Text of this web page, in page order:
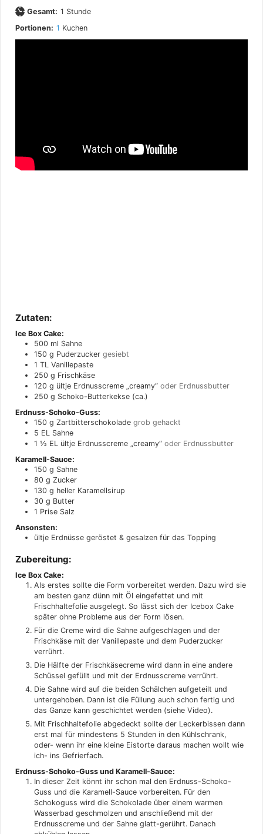
Gesamt: 1 Stunde
Stunde
Portionen: 1 Kuchen
Zutaten:
Ice Box Cake:
500 ml Sahne
150 g Puderzucker gesiebt
1 TL Vanillepaste
250 g Frischkäse
120 g ültje Erdnusscreme „creamy“ oder Erdnussbutter
250 g Schoko-Butterkekse (ca.)
Erdnuss-Schoko-Guss:
150 g Zartbitterschokolade grob gehackt
5 EL Sahne
1 ½ EL ültje Erdnusscreme „creamy“ oder Erdnussbutter
Karamell-Sauce:
150 g Sahne
80 g Zucker
130 g heller Karamellsirup
30 g Butter
1 Prise Salz
Ansonsten:
ültje Erdnüsse geröstet & gesalzen für das Topping
Zubereitung:
Ice Box Cake:
Als erstes sollte die Form vorbereitet werden. Dazu wird sie
am besten ganz dünn mit Öl eingefettet und mit
Frischhaltefolie ausgelegt. So lässt sich der Icebox Cake
später ohne Probleme aus der Form lösen.
Für die Creme wird die Sahne aufgeschlagen und der
Frischkäse mit der Vanillepaste und dem Puderzucker
verrührt.
Die Hälfte der Frischkäsecreme wird dann in eine andere
Schüssel gefüllt und mit der Erdnusscreme verrührt.
Die Sahne wird auf die beiden Schälchen aufgeteilt und
untergehoben. Dann ist die Füllung auch schon fertig und
das Ganze kann geschichtet werden (siehe Video).
Mit Frischhaltefolie abgedeckt sollte der Leckerbissen dann
erst mal für mindestens 5 Stunden in den Kühlschrank,
oder- wenn ihr eine kleine Eistorte daraus machen wollt wie
ich- ins Gefrierfach.
Erdnuss-Schoko-Guss und Karamell-Sauce:
In dieser Zeit könnt ihr schon mal den Erdnuss-Schoko-
Guss und die Karamell-Sauce vorbereiten. Für den
Schokoguss wird die Schokolade über einem warmen
Wasserbad geschmolzen und anschließend mit der
Erdnusscreme und der Sahne glatt-gerührt. Danach